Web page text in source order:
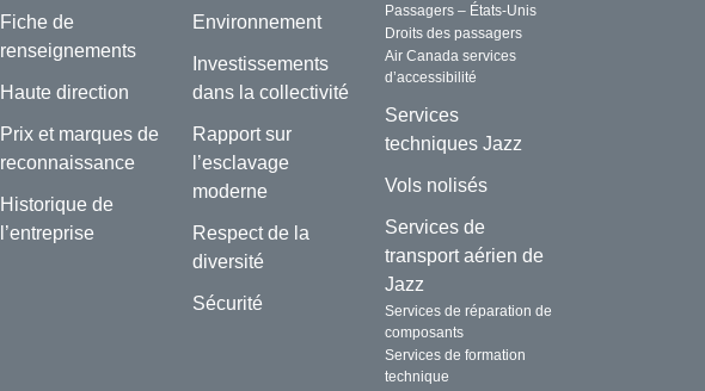
Fiche de
renseignements
Haute direction
Prix et marques de
reconnaissance
Historique de
l’entreprise
Environnement
Investissements
dans la collectivité
Rapport sur
l’esclavage
moderne
Respect de la
diversité
Sécurité
Passagers – États-Unis
Droits des passagers
Air Canada services
d’accessibilité
Services
techniques Jazz
Vols nolisés
Services de
transport aérien de
Jazz
Services de réparation de
composants
Services de formation
technique